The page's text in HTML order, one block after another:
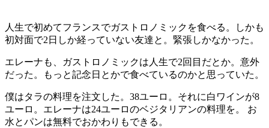
人生で初めてフランスでガストロノミックを食べる。しかも
初対面で2日しか経っていない友達と。緊張しかなかった。
エレーナも、ガストロノミックは人生で2回目だとか。意外
だった。もっと記念日とかで食べているのかと思っていた。
僕はタラの料理を注文した。38ユーロ。それに白ワインが8
ユーロ。エレーナは24ユーロのベジタリアンの料理を。 お
水とパンは無料でおかわりもできる。